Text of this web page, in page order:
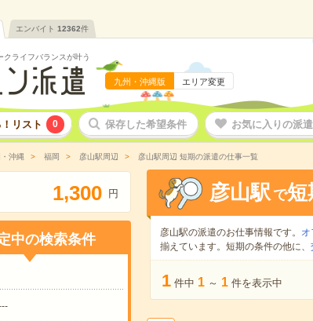
エンバイト 12362件
クライフバランスが叶う
九州・沖縄版 エリア変更
リスト 0 保存した希望条件 お気に入りの派
沖縄 福岡 彦山駅周辺 彦山駅周辺 短期の派遣の仕事一覧
1,300 円
中の検索条件
彦山駅 で短
彦山駅の派遣のお仕事情報です。 オ
揃えています。短期の条件の他に、
1 件中 1 ～ 1 件を表示中